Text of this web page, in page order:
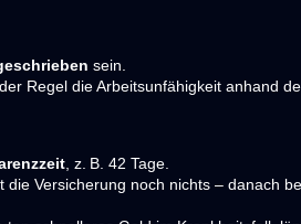
sein.
Regel die Arbeitsunfähigkeit anhand
, z. B. 42 Tage.
die Versicherung noch nichts – danach